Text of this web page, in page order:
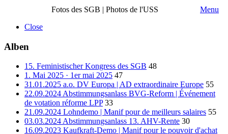
Fotos des SGB | Photos de l'USS
Menu
Close
Alben
15. Feministischer Kongress des SGB 48
1. Mai 2025 · 1er mai 2025 47
31.01.2025 a.o. DV Europa | AD extraordinaire Europe 55
22.09.2024 Abstimmungsanlass BVG-Reform | Événement
de votation réforme LPP 33
21.09.2024 Lohndemo | Manif pour de meilleurs salaires 55
03.03.2024 Abstimmungsanlass 13. AHV-Rente 30
16.09.2023 Kaufkraft-Demo | Manif pour le pouvoir d'achat